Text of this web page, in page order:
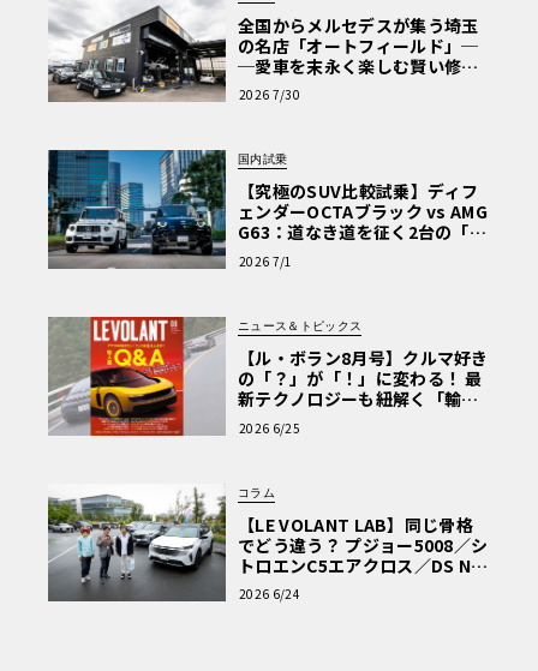
全国からメルセデスが集う埼玉
の名店「オートフィールド」─
─愛車を末永く楽しむ賢い修理
術と、プロがフックス製オイル
を選ぶ理由〈PR〉
2026 7/30
国内試乗
【究極のSUV比較試乗】ディフ
ェンダーOCTAブラック vs AMG
G63：道なき道を征く2台の「対
極的アプローチ」
2026 7/1
ニュース＆トピックス
【ル・ボラン8月号】クルマ好き
の「？」が「！」に変わる！ 最
新テクノロジーも紐解く「輸入
車Q&A」
2026 6/25
コラム
【LE VOLANT LAB】同じ骨格
でどう違う？ プジョー5008／シ
トロエンC5エアクロス／DS Nº4
読者一気乗りレポート
2026 6/24